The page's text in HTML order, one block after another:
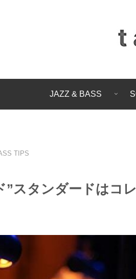
JAZZ & BASS
TIPS
”スタンダードはコ